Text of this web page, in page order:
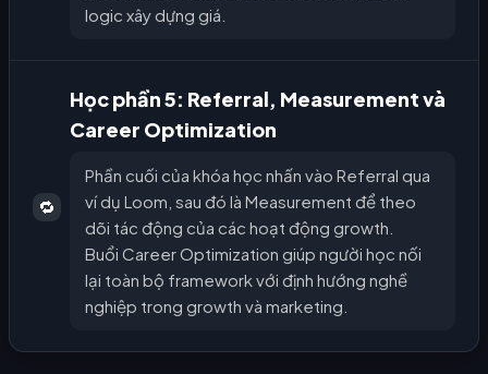
logic xây dựng giá.
🔁
Học phần 5: Referral, Measurement và
Career Optimization
Phần cuối của khóa học nhấn vào Referral qua
ví dụ Loom, sau đó là Measurement để theo
dõi tác động của các hoạt động growth.
Buổi Career Optimization giúp người học nối
lại toàn bộ framework với định hướng nghề
nghiệp trong growth và marketing.